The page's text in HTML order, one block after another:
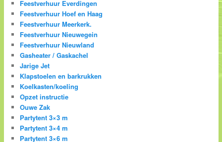
Feestverhuur Everdingen
Feestverhuur Hoef en Haag
Feestverhuur Meerkerk.
Feestverhuur Nieuwegein
Feestverhuur Nieuwland
Gasheater / Gaskachel
Jarige Jet
Klapstoelen en barkrukken
Koelkasten/koeling
Opzet instructie
Ouwe Zak
Partytent 3×3 m
Partytent 3×4 m
Partytent 3×6 m